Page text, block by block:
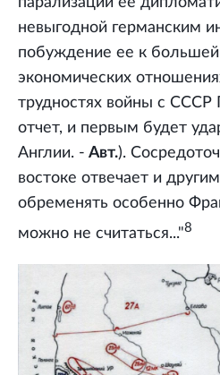
невыгодной германским
побуждение ее к большей
экономических
трудностях войны с СССР
отчет, и первым будет
Англии. - Авт.).
востоке отвечает и
обременять особенно
можно не считаться..."8